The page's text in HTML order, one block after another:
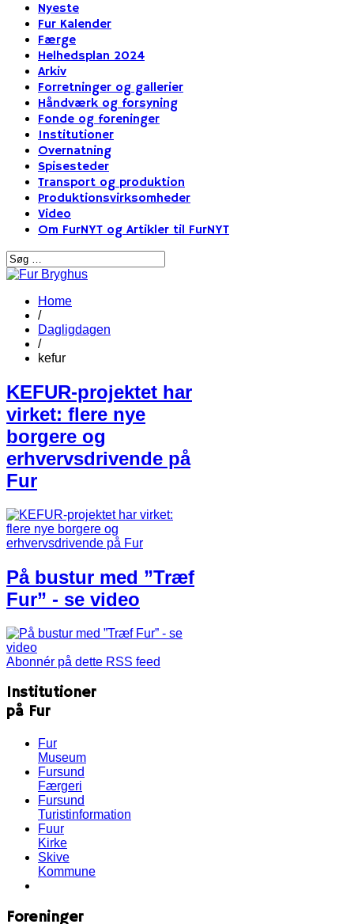
Nyeste
Fur Kalender
Færge
Helhedsplan 2024
Arkiv
Forretninger og gallerier
Håndværk og forsyning
Fonde og foreninger
Institutioner
Overnatning
Spisesteder
Transport og produktion
Produktionsvirksomheder
Video
Om FurNYT og Artikler til FurNYT
Home
/
Dagligdagen
/
kefur
KEFUR-projektet har
virket: flere nye
borgere og
erhvervsdrivende på
Fur
På bustur med ”Træf
Fur” - se video
Abonnér på dette RSS feed
Institutioner
på Fur
Fur
Museum
Fursund
Færgeri
Fursund
Turistinformation
Fuur
Kirke
Skive
Kommune
Foreninger